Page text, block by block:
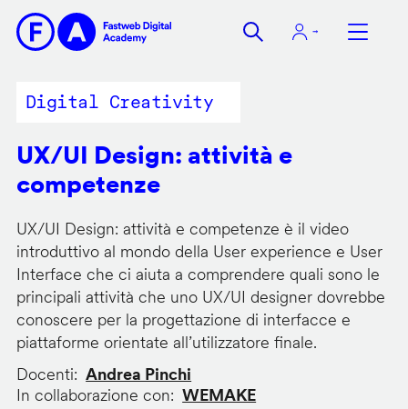
contenuto
Digital Creativity
UX/UI Design: attività e
competenze
UX/UI Design: attività e competenze è il video
introduttivo al mondo della User experience e User
Interface che ci aiuta a comprendere quali sono le
principali attività che uno UX/UI designer dovrebbe
conoscere per la progettazione di interfacce e
piattaforme orientate all’utilizzatore finale.
Docenti
Andrea Pinchi
In collaborazione con
WEMAKE